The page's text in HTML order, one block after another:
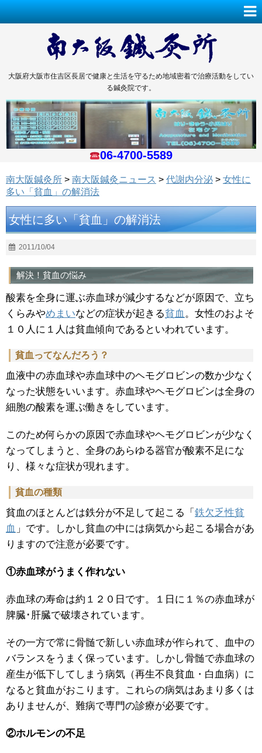
大阪府大阪市住吉区長居で健康と生活を守るため地域密着で治療活動をしてい
る鍼灸院です。
06-4700-5589
南大阪鍼灸所 > 南大阪鍼灸ニュース > 代謝内分泌 > 女性に
多い「貧血」の解消法
女性に多い「貧血」の解消法
2011/10/04
解決！貧血の悩み
酸素を全身に運ぶ赤血球が減少するなどが原因で、立ち
くらみやめまいなどの症状が起きる貧血 。女性のおよそ
１０人に１人は貧血傾向であるといわれています。
貧血ってなんだろう？
血液中の赤血球や赤血球中のヘモグロビンの数か少なく
なった状態をいいます。赤血球やヘモグロビンは全身の
細胞の酸素を運ぶ働きをしています。
このため何らかの原因で赤血球やヘモグロビンが少なく
なってしまうと、全身のあらゆる器官が酸素不足にな
り、様々な症状が現れます。
貧血の種類
貧血のほとんどは鉄分が不足して起こる「 鉄欠乏性貧
血 」です。しかし貧血の中には病気から起こる場合があ
りますので注意が必要です。
①赤血球がうまく作れない
赤血球の寿命は約１２０日です。１日に１％の赤血球が
脾臓･肝臓で破壊されています。
その一方で常に骨髄で新しい赤血球が作られて、血中の
バランスをうまく保っています。しかし骨髄で赤血球の
産生が低下してしまう病気（再生不良貧血・白血病）に
なると貧血がおこります。これらの病気はあまり多くは
ありませんが、難病で専門の診療が必要です。
②ホルモンの不足